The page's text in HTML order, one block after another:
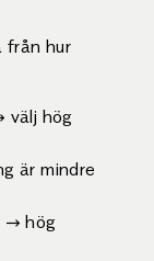
från hur
välj hög
är mindre
→ hög